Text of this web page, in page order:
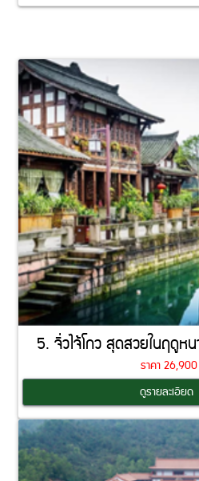
5. จิ่วไจ้โกว สุดสวยในฤดูห
ราคา
Coming Soon
ดูรายละเอียด